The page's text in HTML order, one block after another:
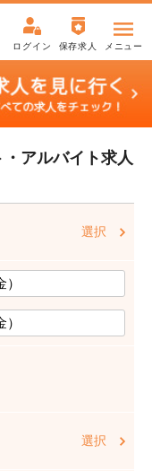
ログイン 保存求人 メニュー
・アルバイト求人
選択
選択